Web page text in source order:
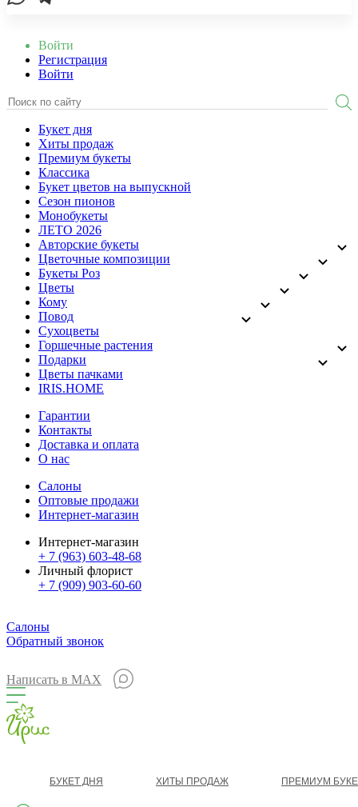
Войти
Регистрация
Войти
Букет дня
Хиты продаж
Премиум букеты
Классика
Букет цветов на выпускной
Сезон пионов
Монобукеты
ЛЕТО 2026
Авторские букеты
Цветочные композиции
Букеты Роз
Цветы
Кому
Повод
Сухоцветы
Горшечные растения
Подарки
Цветы пачками
IRIS.HOME
Гарантии
Контакты
Доставка и оплата
О нас
Салоны
Оптовые продажи
Интернет-магазин
Интернет-магазин
+ 7 (963) 603-48-68
Личный флорист
+ 7 (909) 903-60-60
Салоны
Обратный звонок
Написать в MAX
БУКЕТ ДНЯ ХИТЫ ПРОДАЖ ПРЕМИУМ